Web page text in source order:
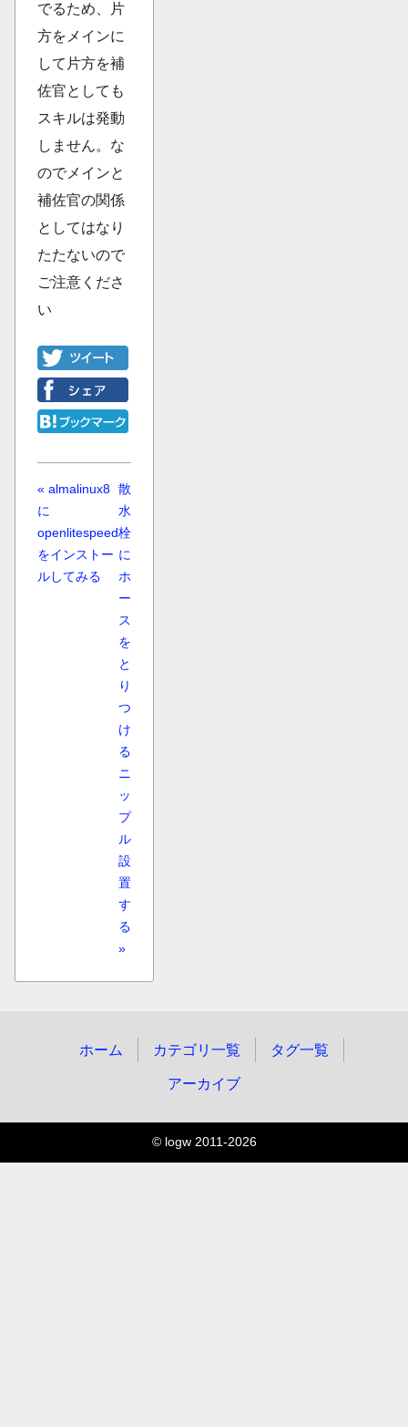
でるため、片
方をメインに
して片方を補
佐官としても
スキルは発動
しません。な
のでメインと
補佐官の関係
としてはなり
たたないので
ご注意くださ
い
« almalinux8
に
openlitespeed
をインストー
ルしてみる
散
水
栓
に
ホ
ー
ス
を
と
り
つ
け
る
ニ
ッ
プ
ル
設
置
す
る
»
ホーム カテゴリ一覧 タグ一覧
アーカイブ
© logw 2011-2026